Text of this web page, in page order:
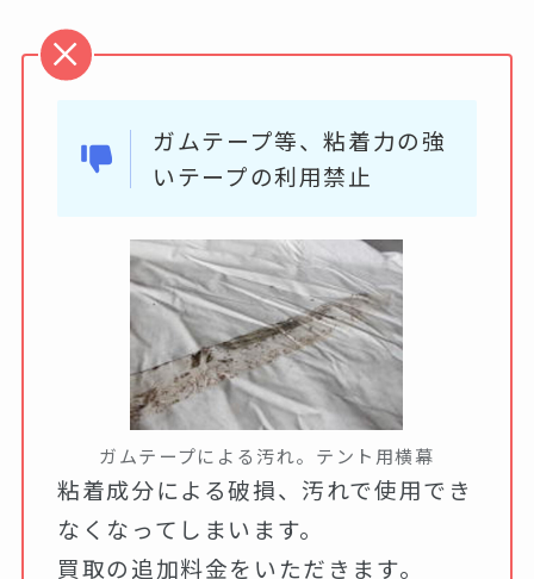
ガムテープ等、粘着力の強
いテープの利用禁止
ガムテープによる汚れ。テント用横幕
粘着成分による破損、汚れで使用でき
なくなってしまいます。
買取の追加料金をいただきます。